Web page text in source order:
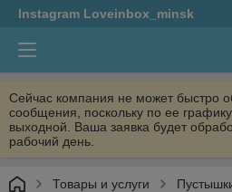
Instagram Loveinbox_minsk
Сейчас компания не может быстро
сообщения, поскольку по ее
выходной. Ваша заявка будет
рабочий день.
Товары и услуги